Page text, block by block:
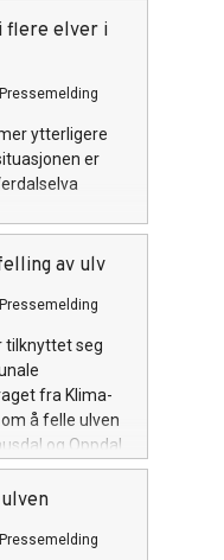
flere elver i
Pressemelding
ytterligere
er
av ulv
Pressemelding
tilknyttet seg
fra Klima-
å felle ulven
og Oppdal.
Pressemelding